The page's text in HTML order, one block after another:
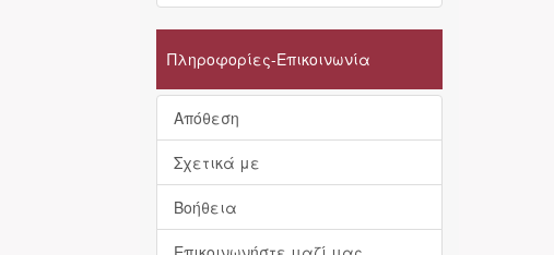
Πληροφορίες-Επικοινωνία
Απόθεση
Σχετικά με
Βοήθεια